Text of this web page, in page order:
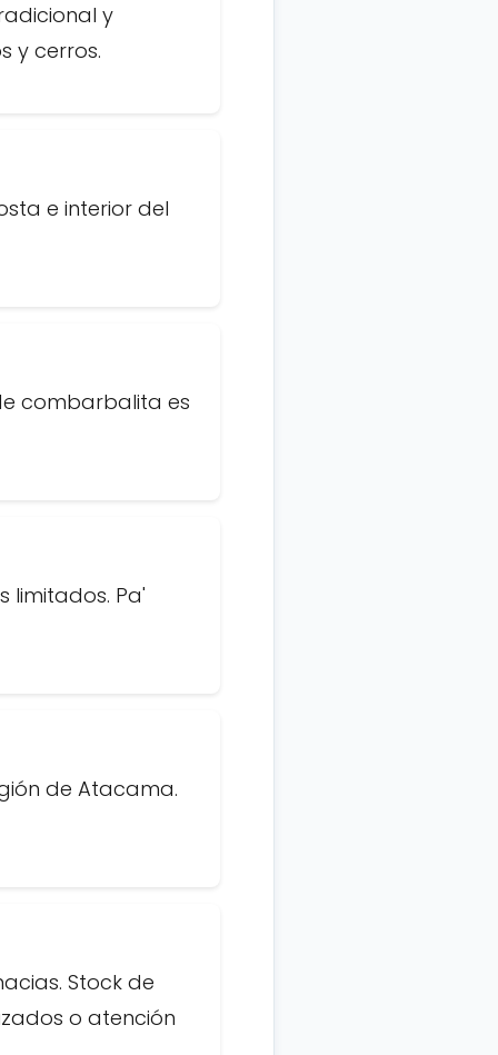
y
y cerros.
e interior del
combarbalita es
limitados. Pa'
de Atacama.
Stock de
o atención